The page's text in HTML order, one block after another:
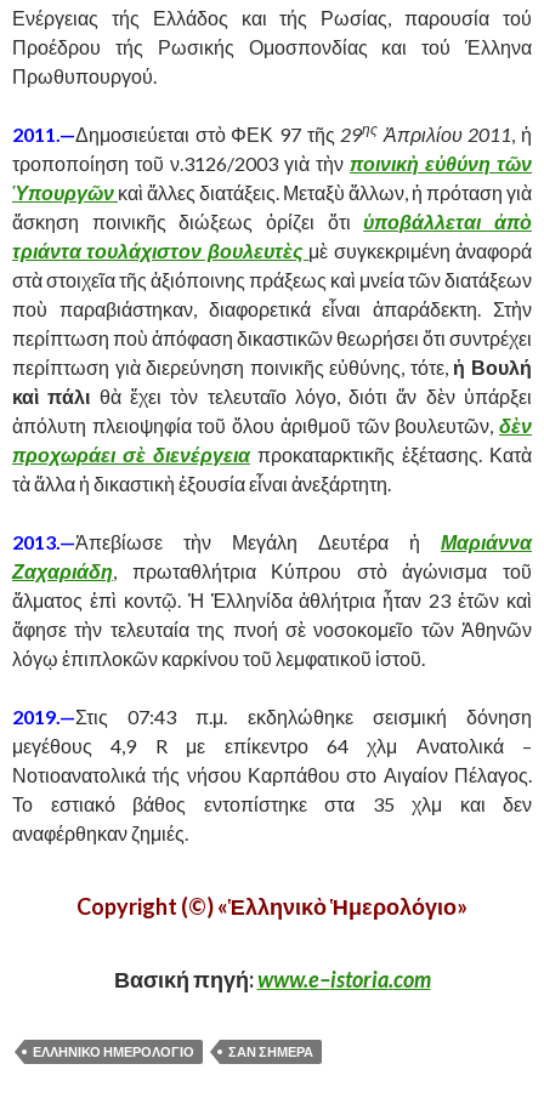
Ενέργειας τής Ελλάδος και τής Ρωσίας, παρουσία τού
Προέδρου τής Ρωσικής Ομοσπονδίας και τού Έλληνα
Πρωθυπουργού.
2011.—Δημοσιεύεται στὸ ΦΕΚ 97 τῆς 29ης Ἀπριλίου 2011, ἡ
τροποποίηση τοῦ ν.3126/2003 γιὰ τὴν ποινικὴ εὐθύνη τῶν
Ὑπουργῶν καὶ ἄλλες διατάξεις. Μεταξὺ ἄλλων, ἡ πρόταση γιὰ
ἄσκηση ποινικῆς διώξεως ὁρίζει ὅτιὑποβάλλεται ἀπὸ
τριάντα τουλάχιστον βουλευτὲς μὲ συγκεκριμένη ἀναφορά
στὰ στοιχεῖα τῆς ἀξιόποινης πράξεως καὶ μνεία τῶν διατάξεων
ποὺ παραβιάστηκαν, διαφορετικά εἶναι ἀπαράδεκτη. Στὴν
περίπτωση ποὺ ἀπόφαση δικαστικῶν θεωρήσει ὅτι συντρέχει
περίπτωση γιὰ διερεύνηση ποινικῆς εὐθύνης, τότε, ἡ Βουλή
καὶ πάλι θὰ ἔχει τὸν τελευταῖο λόγο, διότι ἄν δὲν ὑπάρξει
ἁπόλυτη πλειοψηφία τοῦ ὅλου ἀριθμοῦ τῶν βουλευτῶν, δὲν
προχωράει σὲ διενέργειαπροκαταρκτικῆς ἐξέτασης. Κατὰ
τὰ ἄλλα ἡ δικαστικὴ ἐξουσία εἶναι ἀνεξάρτητη.
2013.—Ἀπεβίωσε τὴν Μεγάλη Δευτέρα ἡ Μαριάννα
Ζαχαριάδη, πρωταθλήτρια Κύπρου στὸ ἀγώνισμα τοῦ
ἅλματος ἐπὶ κοντῷ. Ἡ Ἑλληνίδα ἀθλήτρια ἦταν 23 ἐτῶν καὶ
ἄφησε τὴν τελευταία της πνοή σὲ νοσοκομεῖο τῶν Ἀθηνῶν
λόγῳ ἐπιπλοκῶν καρκίνου τοῦ λεμφατικοῦ ἱστοῦ.
2019.—Στις 07:43 π.μ. εκδηλώθηκε σεισμική δόνηση
μεγέθους 4,9 R με επίκεντρο 64 χλμ Ανατολικά –
Νοτιοανατολικά τής νήσου Καρπάθου στο Αιγαίον Πέλαγος.
Το εστιακό βάθος εντοπίστηκε στα 35 χλμ και δεν
αναφέρθηκαν ζημιές.
Copyright (©) «Ἑλληνικὸ Ἡμερολόγιο»
Βασική πηγή:www.e–istoria.com
ΕΛΛΗΝΙΚΟ ΗΜΕΡΟΛΟΓΙΟ ΣΑΝ ΣΗΜΕΡΑ